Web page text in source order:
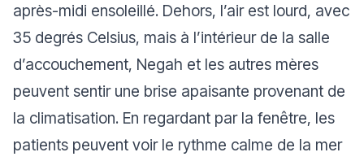
après-midi ensoleillé. Dehors, l’air est lourd, avec
35 degrés Celsius, mais à l’intérieur de la salle
d’accouchement, Negah et les autres mères
peuvent sentir une brise apaisante provenant de
la climatisation. En regardant par la fenêtre, les
patients peuvent voir le rythme calme de la mer